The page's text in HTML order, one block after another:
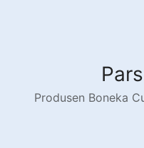
Produsen Boneka